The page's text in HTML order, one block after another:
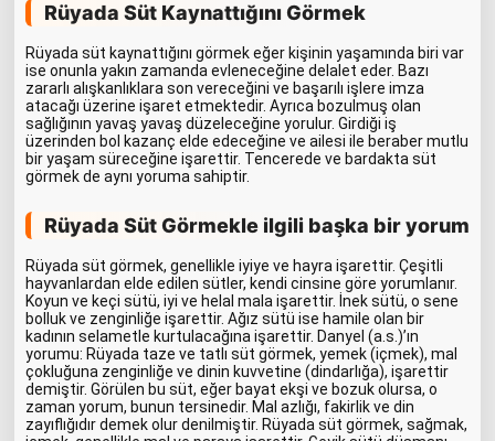
Rüyada Süt Kaynattığını Görmek
Rüyada süt kaynattığını görmek eğer kişinin yaşamında biri var
ise onunla yakın zamanda evleneceğine delalet eder. Bazı
zararlı alışkanlıklara son vereceğini ve başarılı işlere imza
atacağı üzerine işaret etmektedir. Ayrıca bozulmuş olan
sağlığının yavaş yavaş düzeleceğine yorulur. Girdiği iş
üzerinden bol kazanç elde edeceğine ve ailesi ile beraber mutlu
bir yaşam süreceğine işarettir. Tencerede ve bardakta süt
görmek de aynı yoruma sahiptir.
Rüyada Süt Görmekle ilgili başka bir yorum
Rüyada süt görmek, genellikle iyiye ve hayra işarettir. Çeşitli
hayvanlardan elde edilen sütler, kendi cinsine göre yorumlanır.
Koyun ve keçi sütü, iyi ve helal mala işarettir. İnek sütü, o sene
bolluk ve zenginliğe işarettir. Ağız sütü ise hamile olan bir
kadının selametle kurtulacağına işarettir. Danyel (a.s.)’ın
yorumu: Rüyada taze ve tatlı süt görmek, yemek (içmek), mal
çokluğuna zenginliğe ve dinin kuvvetine (dindarlığa), işarettir
demiştir. Görülen bu süt, eğer bayat ekşi ve bozuk olursa, o
zaman yorum, bunun tersinedir. Mal azlığı, fakirlik ve din
zayıflığıdır demek olur denilmiştir. Rüyada süt görmek, sağmak,